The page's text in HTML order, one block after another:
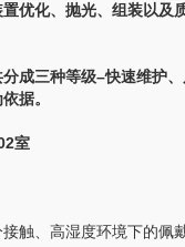
优化、抛光、组装以及
成三种等级–快速维护
据。
室
触、高湿度环境下的佩